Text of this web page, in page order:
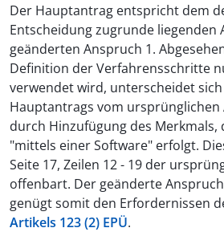
Der Hauptantrag entspricht dem
Entscheidung zugrunde liegenden
geänderten Anspruch 1.
Definition der Verfahrensschritte
verwendet wird, unterscheidet
Hauptantrags vom ursprünglichen
durch Hinzufügung des Merkmals,
"mittels einer Software" erfolgt.
Seite 17, Zeilen 12 - 19 der
offenbart. Der geänderte
genügt somit den Erfordernissen
Artikels 123 (2) EPÜ.